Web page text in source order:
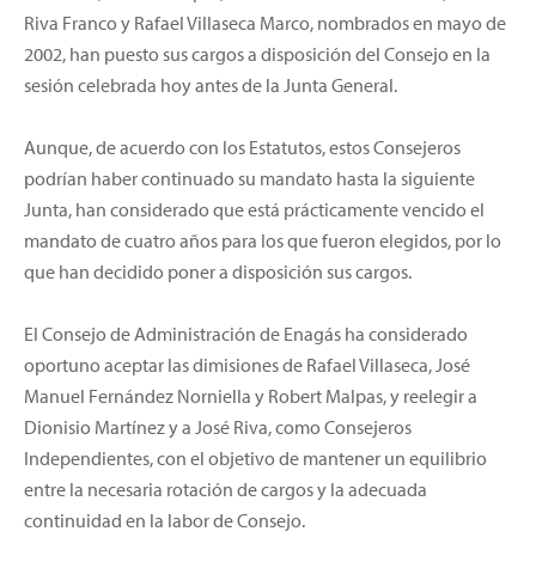
Riva Franco y Rafael Villaseca Marco, nombrados en mayo de
2002, han puesto sus cargos a disposición del Consejo en la
sesión celebrada hoy antes de la Junta General.
Aunque, de acuerdo con los Estatutos, estos Consejeros
podrían haber continuado su mandato hasta la siguiente
Junta, han considerado que está prácticamente vencido el
mandato de cuatro años para los que fueron elegidos, por lo
que han decidido poner a disposición sus cargos.
El Consejo de Administración de Enagás ha considerado
oportuno aceptar las dimisiones de Rafael Villaseca, José
Manuel Fernández Norniella y Robert Malpas, y reelegir a
Dionisio Martínez y a José Riva, como Consejeros
Independientes, con el objetivo de mantener un equilibrio
entre la necesaria rotación de cargos y la adecuada
continuidad en la labor de Consejo.